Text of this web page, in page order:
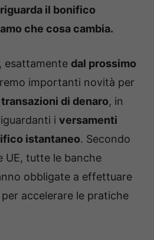
il bonifico
che cosa cambia.
esattamente dal prossimo
importanti novità per
transazioni di denaro, in
i versamenti
istantaneo. Secondo
UE, tutte le banche
obbligate a effettuare
accelerare le pratiche